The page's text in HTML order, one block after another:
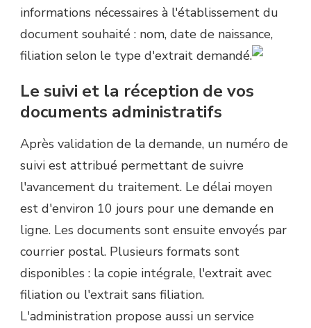
informations nécessaires à l'établissement du
document souhaité : nom, date de naissance,
filiation selon le type d'extrait demandé.
Le suivi et la réception de vos
documents administratifs
Après validation de la demande, un numéro de
suivi est attribué permettant de suivre
l'avancement du traitement. Le délai moyen
est d'environ 10 jours pour une demande en
ligne. Les documents sont ensuite envoyés par
courrier postal. Plusieurs formats sont
disponibles : la copie intégrale, l'extrait avec
filiation ou l'extrait sans filiation.
L'administration propose aussi un service